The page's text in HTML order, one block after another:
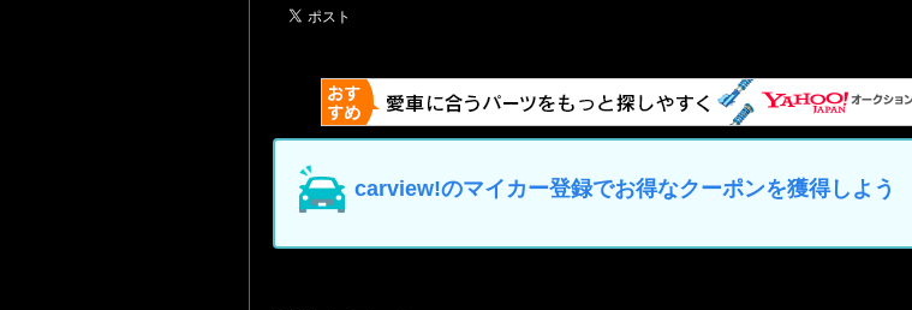
carview!のマイカー登録でお得なクーポンを獲得しよう